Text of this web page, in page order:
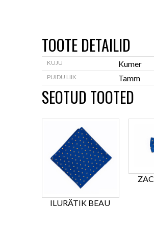
TOOTE DETAILID
KUJU Kumer
PUIDU LIIK Tamm
SEOTUD TOOTED
ILURÄTIK BEAU